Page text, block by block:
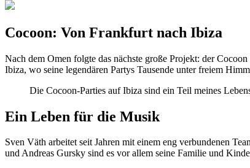
Cocoon: Von Frankfurt nach Ibiza
Nach dem Omen folgte das nächste große Projekt: der
Ibiza, wo seine legendären Partys Tausende unter freiem
Die Cocoon-Parties auf Ibiza sind ein Teil meines
Ein Leben für die Musik
Sven Väth arbeitet seit Jahren mit einem eng verbundenen
und Andreas Gursky sind es vor allem seine Familie und